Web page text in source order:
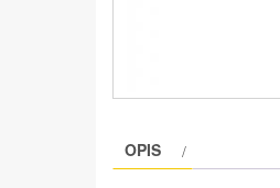
OPIS